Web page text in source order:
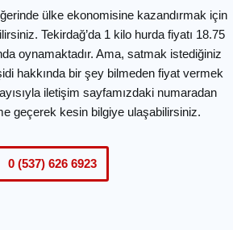
ülke ekonomisine kazandırmak için
Tekirdağ’da 1 kilo hurda fiyatı 18.75
oynamaktadır. Ama, satmak istediğiniz
hakkında bir şey bilmeden fiyat vermek
iletişim sayfamızdaki numaradan
geçerek kesin bilgiye ulaşabilirsiniz.
0 (537) 626 6923